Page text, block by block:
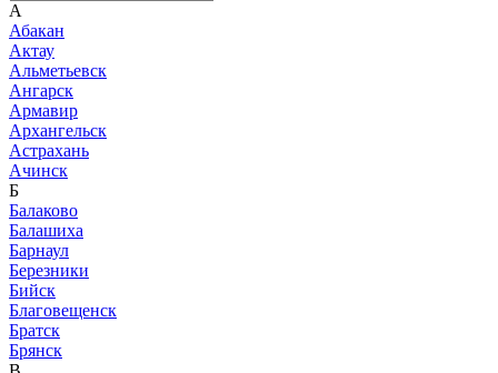
А
Абакан
Актау
Альметьевск
Ангарск
Армавир
Архангельск
Астрахань
Ачинск
Б
Балаково
Балашиха
Барнаул
Березники
Бийск
Благовещенск
Братск
Брянск